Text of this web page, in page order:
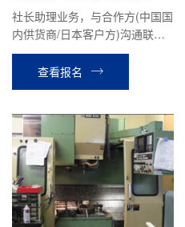
社长助理业务，与合作方(中国国
内供货商/日本客户方)沟通联
络，翻译，开车与社长同行拜访
客户，公司内部联络协调，与千
叶仓库进行货物部品调配等相关
查看报名